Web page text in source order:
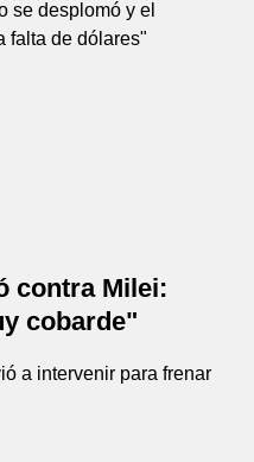
contra Milei:
cobarde"